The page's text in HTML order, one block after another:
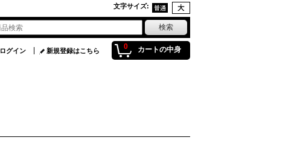
文字サイズ:
0 カートの中身
ログイン 新規登録はこちら